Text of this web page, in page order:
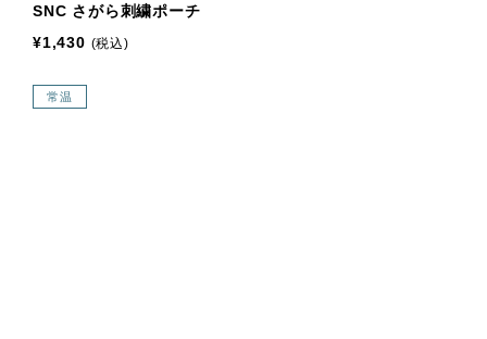
SNC さがら刺繍ポーチ
¥1,430 (税込)
常温